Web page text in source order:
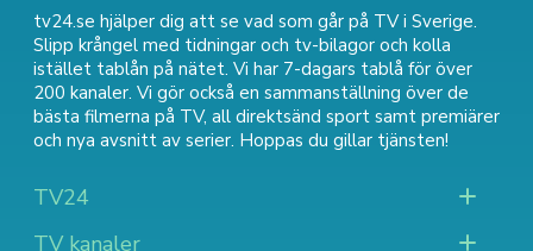
tv24.se hjälper dig att se vad som går på TV i Sverige.
Slipp krångel med tidningar och tv-bilagor och kolla
istället tablån på nätet. Vi har 7-dagars tablå för över
200 kanaler. Vi gör också en sammanställning över de
bästa filmerna på TV, all direktsänd sport samt premiärer
och nya avsnitt av serier. Hoppas du gillar tjänsten!
TV24
TV kanaler